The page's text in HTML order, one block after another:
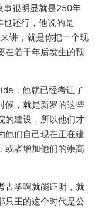
事很明显就是250年
还行，他说的是
讲，就是你把一个现
在若干年后发生的预
，他就已经考证了
候，就是新罗的这些
的建设，所以他们才
他们自己现在正在建
或者增加他们的崇高
古学啊就能证明，就
只王的这个时代是公